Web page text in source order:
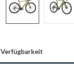
Verfügbarkeit